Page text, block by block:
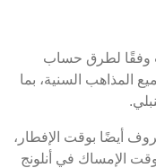
وفقًا لطرق حساب
المذاهب السنية، بما
أيضًا بوقت الإفطار،
وقت الإمساك في أنلونج